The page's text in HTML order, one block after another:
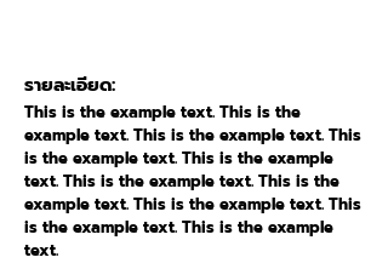
รายละเอียด:
This is the example text. This is the
example text. This is the example text. This
is the example text. This is the example
text. This is the example text. This is the
example text. This is the example text. This
is the example text. This is the example
text.